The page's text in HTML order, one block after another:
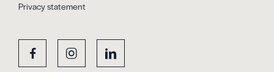
Privacy statement